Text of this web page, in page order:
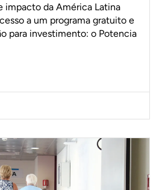
impacto da América Latina
a um programa gratuito e
para investimento: o Potencia